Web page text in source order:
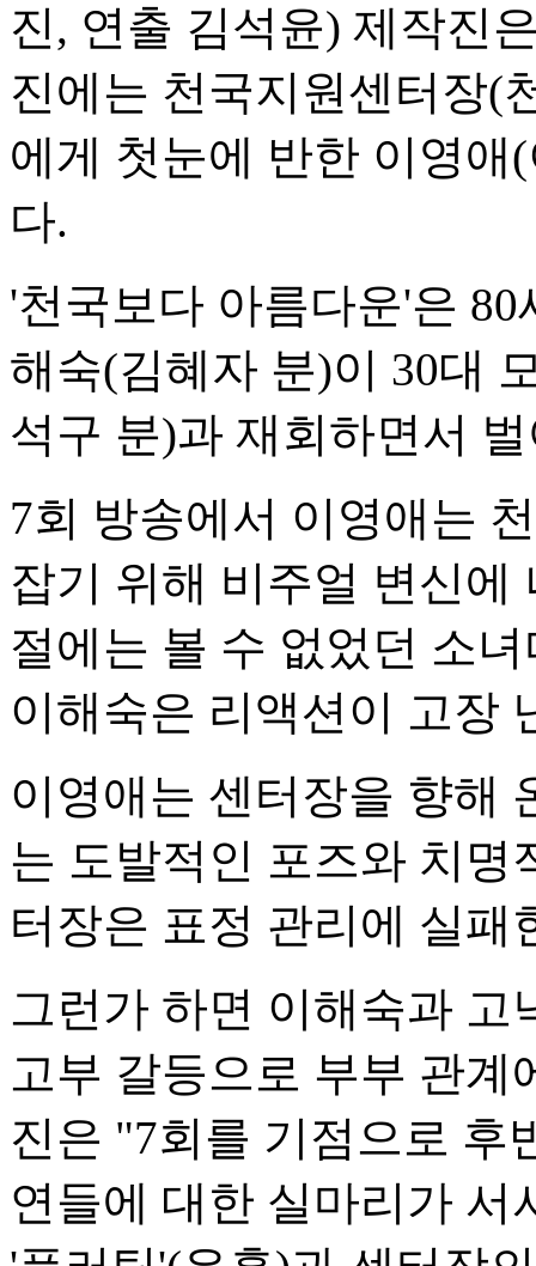
진, 연출 김석윤) 제작진
진에는 천국지원센터장(
에게 첫눈에 반한 이영애
다.
'천국보다 아름다운'은
해숙(김혜자 분)이 30대
석구 분)과 재회하면서
7회 방송에서 이영애는
잡기 위해 비주얼 변신에
절에는 볼 수 없었던 소
이해숙은 리액션이 고장
이영애는 센터장을 향해
는 도발적인 포즈와 치명
터장은 표정 관리에 실패
그런가 하면 이해숙과 고
고부 갈등으로 부부 관계
진은 "7회를 기점으로 후
연들에 대한 실마리가